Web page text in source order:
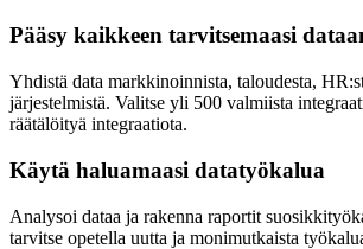
Pääsy kaikkeen tarvitsemaasi
Yhdistä data markkinoinnista, taloudesta,
järjestelmistä. Valitse yli 500 valmiista
räätälöityä integraatiota.
Käytä haluamaasi datatyökalua
Analysoi dataa ja rakenna raportit
tarvitse opetella uutta ja monimutkaista